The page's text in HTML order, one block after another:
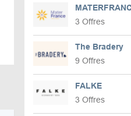
3 Offres
The Bradery
9 Offres
FALKE
3 Offres